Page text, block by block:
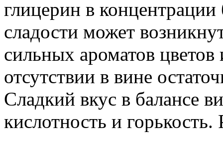
глицерин в
сладости может
сильных ароматов
отсутствии в вине
Сладкий вкус в балансе
кислотность и